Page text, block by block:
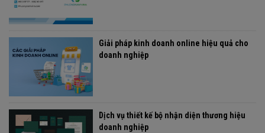
Giải pháp kinh doanh online hiệu quả cho
doanh nghiệp
Dịch vụ thiết kế bộ nhận diện thương hiệu
doanh nghiệp